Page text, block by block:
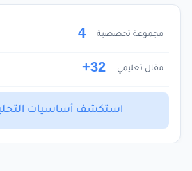
4 مجموعة تخصصية
32+ مقال تعليمي
استكشف أساسيات